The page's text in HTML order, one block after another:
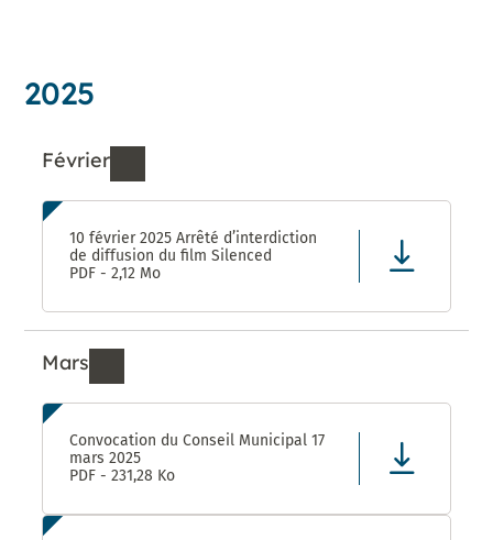
2025
Février
Ressources de Février 2025
10 février 2025 Arrêté d’interdiction
de diffusion du film Silenced
PDF - 2,12 Mo
Mars
Ressources de Mars 2025
Convocation du Conseil Municipal 17
mars 2025
PDF - 231,28 Ko